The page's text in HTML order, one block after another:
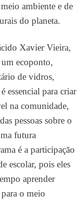
ambiente e de
do planeta.
Xavier Vieira,
ecoponto,
de vidros,
essencial para criar
na comunidade,
pessoas sobre o
futura
é a participação
escolar, pois eles
aprender
o meio